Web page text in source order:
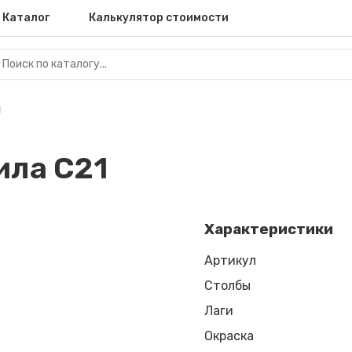
Каталог Калькулятор стоимости
С21
Характеристики
Артикул
Столбы
Лаги
Окраска